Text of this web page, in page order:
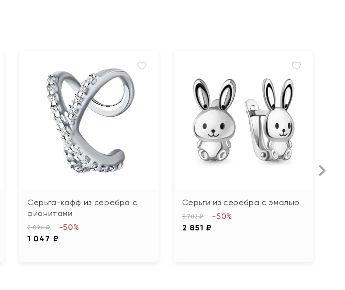
Серьга-кафф из серебра с
фианитами
2 094 ₽
1 047 ₽
-50%
Серьги из серебра с эмалью
5 702 ₽
2 851 ₽
-50%